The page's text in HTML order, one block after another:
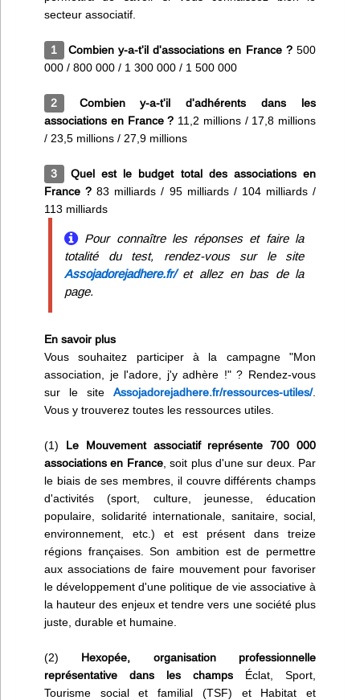
secteur associatif.
1 Combien y-a-t'il d'associations en France ?500
000 / 800 000 / 1 300 000 / 1 500 000
2
Combien y-a-t'il d'adhérents dans les
associations en France ? 11,2 millions / 17,8 millions
/ 23,5 millions / 27,9 millions
3
Quel est le budget total des associations en
France ? 83 milliards / 95 milliards / 104 milliards /
113 milliards
Pour connaître les réponses et faire la
totalité du test, rendez-vous sur le site
Assojadorejadhere.fr/et allez en bas de la
page.
En savoir plus
Vous souhaitez participer à la campagne "Mon
association, je l'adore, j'y adhère !" ? Rendez-vous
sur le site Assojadorejadhere.fr/ressources-utiles/.
Vous y trouverez toutes les ressources utiles.
(1) Le Mouvement associatif représente 700 000
associations en France, soit plus d'une sur deux. Par
le biais de ses membres, il couvre différents champs
d'activités (sport, culture, jeunesse, éducation
populaire, solidarité internationale, sanitaire, social,
environnement, etc.) et est présent dans treize
régions françaises. Son ambition est de permettre
aux associations de faire mouvement pour favoriser
le développement d'une politique de vie associative à
la hauteur des enjeux et tendre vers une société plus
juste, durable et humaine.
(2) Hexopée, organisation professionnelle
représentative dans les champs Éclat, Sport,
Tourisme social et familial (TSF) et Habitat et